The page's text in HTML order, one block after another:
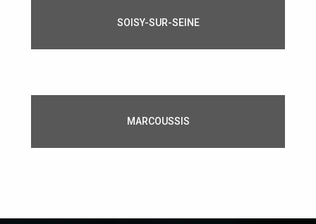
SOISY-SUR-SEINE
MARCOUSSIS